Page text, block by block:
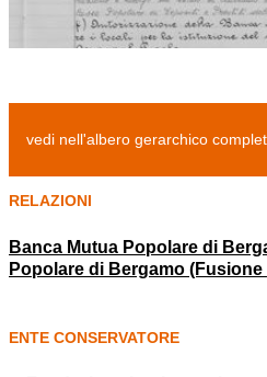
vedi nell'albero gerarchico
RELAZIONI
Banca Mutua Popolare di
Popolare di Bergamo
ENTE CONSERVATORE